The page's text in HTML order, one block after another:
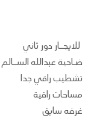
للايجــار دور ثاني
ضـاحية عبدالله الســالم
تشطيب راقي جدا
مساحات راقية
غرفه سايق